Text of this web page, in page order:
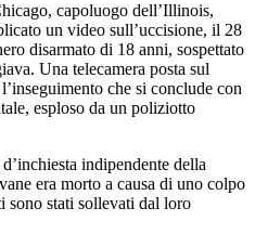
capoluogo dell’Illinois,
un video sull’uccisione, il 28
disarmato di 18 anni, sospettato
Una telecamera posta sul
che si conclude con
esploso da un poliziotto
indipendente della
era morto a causa di uno colpo
sono stati sollevati dal loro